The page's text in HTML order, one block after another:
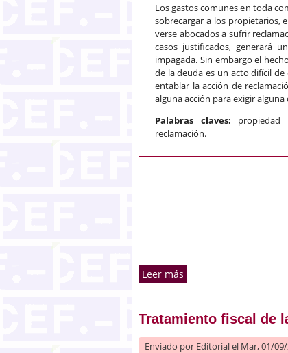
Los gastos comunes en toda
sobrecargar a los propietarios,
verse abocados a sufrir
casos justificados, generará
impagada. Sin embargo el
de la deuda es un acto difícil
entablar la acción de
alguna acción para exigir
Palabras claves: propiedad
reclamación.
Leer más
Tratamiento fiscal de
Enviado por Editorialel Mar, 01/